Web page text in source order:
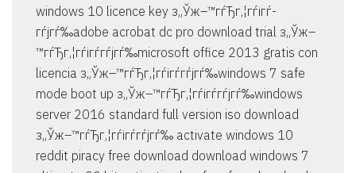
windows 10 licence key з„Ўж–™гѓЂг‚¦гѓігѓ­
гѓјгѓ‰adobe acrobat dc pro download trial з„Ўж–
™гѓЂг‚¦гѓігѓ­гѓјгѓ‰microsoft office 2013 gratis con
licencia з„Ўж–™гѓЂг‚¦гѓігѓ­гѓјгѓ‰windows 7 safe
mode boot up з„Ўж–™гѓЂг‚¦гѓігѓ­гѓјгѓ‰windows
server 2016 standard full version iso download
з„Ўж–™гѓЂг‚¦гѓігѓ­гѓјгѓ‰ activate windows 10
reddit piracy free download download windows 7